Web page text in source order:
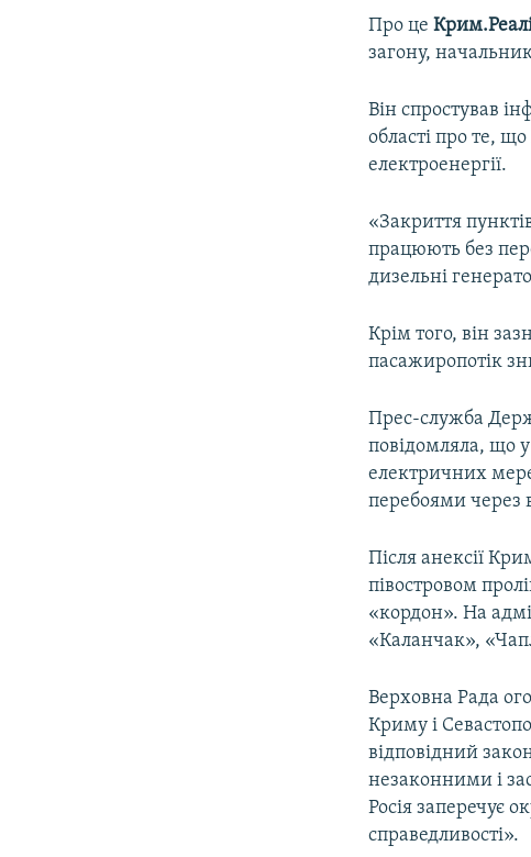
Про це
загону,
Він спростував
області про те,
електроенергії.
«Закриття
працюють без
дизельні
Крім того, він
пасажиропотік
Прес-служба
повідомляла, що
електричних
перебоями через
Після анексії
півостровом
«кордон». На
«Каланчак»,
Верховна Рада
Криму і
відповідний
незаконними і
Росія заперечує
справедливості».